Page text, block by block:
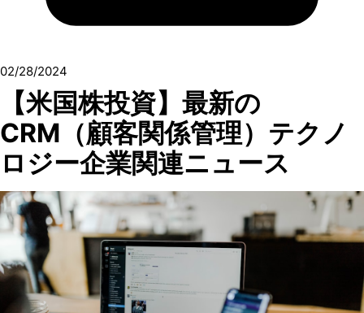
02/28/2024
【米国株投資】最新の
CRM（顧客関係管理）テクノ
ロジー企業関連ニュース